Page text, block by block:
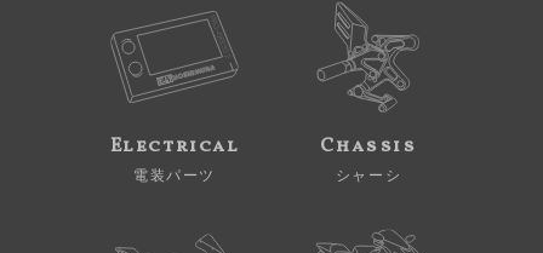
Electrical
電装パーツ
Chassis
シャーシ